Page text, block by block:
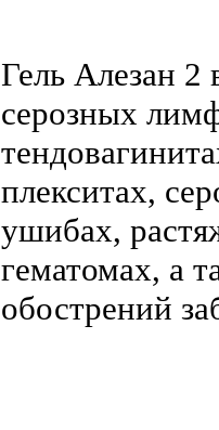
Гель Алезан 2
серозных
плекситах,
ушибах,
гематомах, а
обострений